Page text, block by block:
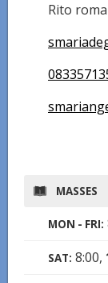
Rito
MASSES
MON - FRI:
SAT: 8:00,